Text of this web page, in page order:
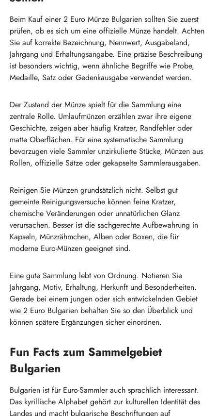
Beim Kauf einer 2 Euro Münze Bulgarien sollten Sie zuerst
prüfen, ob es sich um eine offizielle Münze handelt. Achten
Sie auf korrekte Bezeichnung, Nennwert, Ausgabeland,
Jahrgang und Erhaltungsangabe. Eine präzise Beschreibung
ist besonders wichtig, wenn ähnliche Begriffe wie Probe,
Medaille, Satz oder Gedenkausgabe verwendet werden.
Der Zustand der Münze spielt für die Sammlung eine
zentrale Rolle. Umlaufmünzen erzählen zwar ihre eigene
Geschichte, zeigen aber häufig Kratzer, Randfehler oder
matte Oberflächen. Für eine systematische Sammlung
bevorzugen viele Sammler unzirkulierte Stücke, Münzen aus
Rollen, offizielle Sätze oder gekapselte Sammlerausgaben.
Reinigen Sie Münzen grundsätzlich nicht. Selbst gut
gemeinte Reinigungsversuche können feine Kratzer,
chemische Veränderungen oder unnatürlichen Glanz
verursachen. Besser ist die sachgerechte Aufbewahrung in
Kapseln, Münzrähmchen, Alben oder Boxen, die für
moderne Euro-Münzen geeignet sind.
Eine gute Sammlung lebt von Ordnung. Notieren Sie
Jahrgang, Motiv, Erhaltung, Herkunft und Besonderheiten.
Gerade bei einem jungen oder sich entwickelnden Gebiet
wie 2 Euro Bulgarien behalten Sie so den Überblick und
können spätere Ergänzungen sicher einordnen.
Fun Facts zum Sammelgebiet
Bulgarien
Bulgarien ist für Euro-Sammler auch sprachlich interessant.
Das kyrillische Alphabet gehört zur kulturellen Identität des
Landes und macht bulgarische Beschriftungen auf